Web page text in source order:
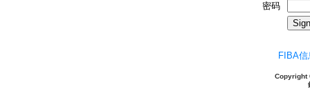
密码
FIBA
Copyright